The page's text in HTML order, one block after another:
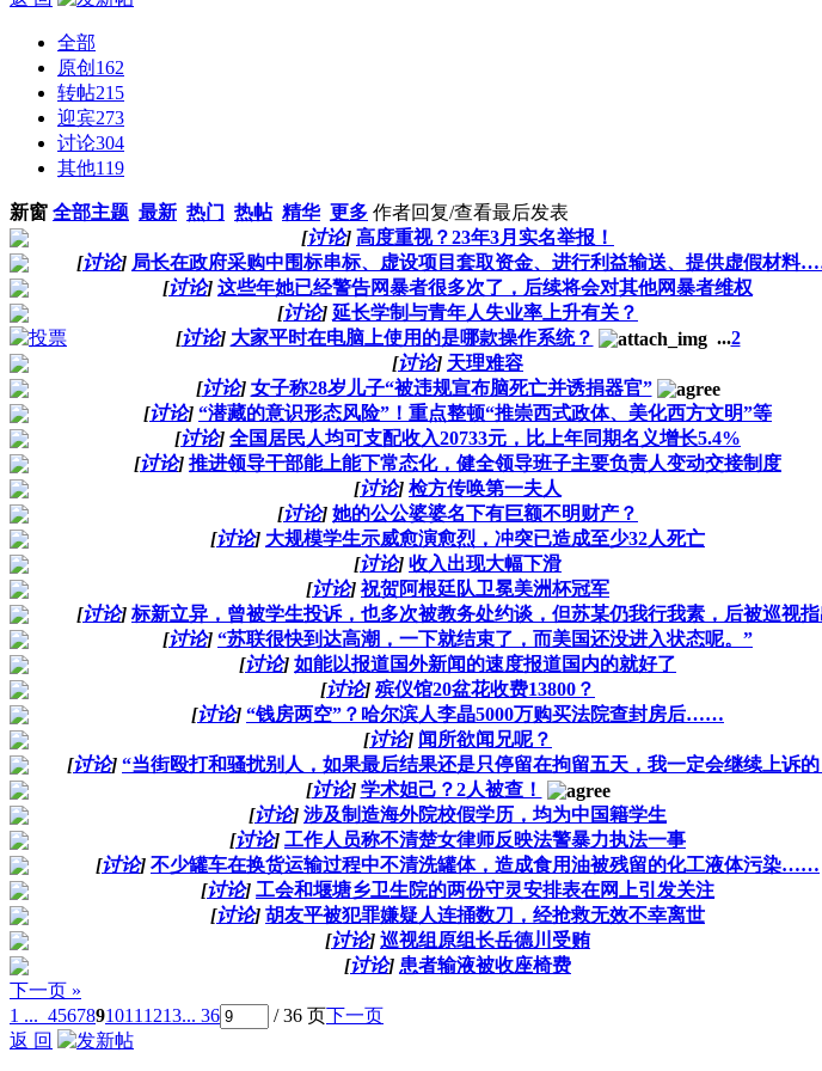
全部
原创 162
转帖215
迎宾273
讨论304
其他119
新窗 全部主题 最新 热门 热帖 精华 更多 作者回复/查看最后发表
[讨论] 高度重视？23年3月实名举报！
[讨论] 局长在政府采购中围标串标、虚设项目套取资金、进行利益输送、提供虚假材料
[讨论] 这些年她已经警告网暴者很多次了，后续将会对其他网暴者维权
[讨论] 延长学制与青年人失业率上升有关？
[讨论] 大家平时在电脑上使用的是哪款操作系统？ ...2
[讨论] 天理难容
[讨论] 女子称28岁儿子“被违规宣布脑死亡并诱捐器官”
[讨论] “潜藏的意识形态风险”！重点整顿“推崇西式政体、美化西方文明”等
[讨论] 全国居民人均可支配收入20733元，比上年同期名义增长5.4%
[讨论] 推进领导干部能上能下常态化，健全领导班子主要负责人变动交接制度
[讨论] 检方传唤第一夫人
[讨论] 她的公公婆婆名下有巨额不明财产？
[讨论] 大规模学生示威愈演愈烈，冲突已造成至少32人死亡
[讨论] 收入出现大幅下滑
[讨论] 祝贺阿根廷队卫冕美洲杯冠军
[讨论] 标新立异，曾被学生投诉，也多次被教务处约谈，但苏某仍我行我素，后被巡视指
[讨论] “苏联很快到达高潮，一下就结束了，而美国还没进入状态呢。”
[讨论] 如能以报道国外新闻的速度报道国内的就好了
[讨论] 殡仪馆20盆花收费13800？
[讨论] “钱房两空”？哈尔滨人李晶5000万购买法院查封房后……
[讨论] 闻所欲闻兄呢？
[讨论] “当街殴打和骚扰别人，如果最后结果还是只停留在拘留五天，我一定会继续上诉
[讨论] 学术妲己？2人被查！
[讨论] 涉及制造海外院校假学历，均为中国籍学生
[讨论] 工作人员称不清楚女律师反映法警暴力执法一事
[讨论] 不少罐车在换货运输过程中不清洗罐体，造成食用油被残留的化工液体污染……
[讨论] 工会和堰塘乡卫生院的两份守灵安排表在网上引发关注
[讨论] 胡友平被犯罪嫌疑人连捅数刀，经抢救无效不幸离世
[讨论] 巡视组原组长岳德川受贿
[讨论] 患者输液被收座椅费
下一页 »
1 ... 4567891011 1213... 36 / 36 页下一页
返 回